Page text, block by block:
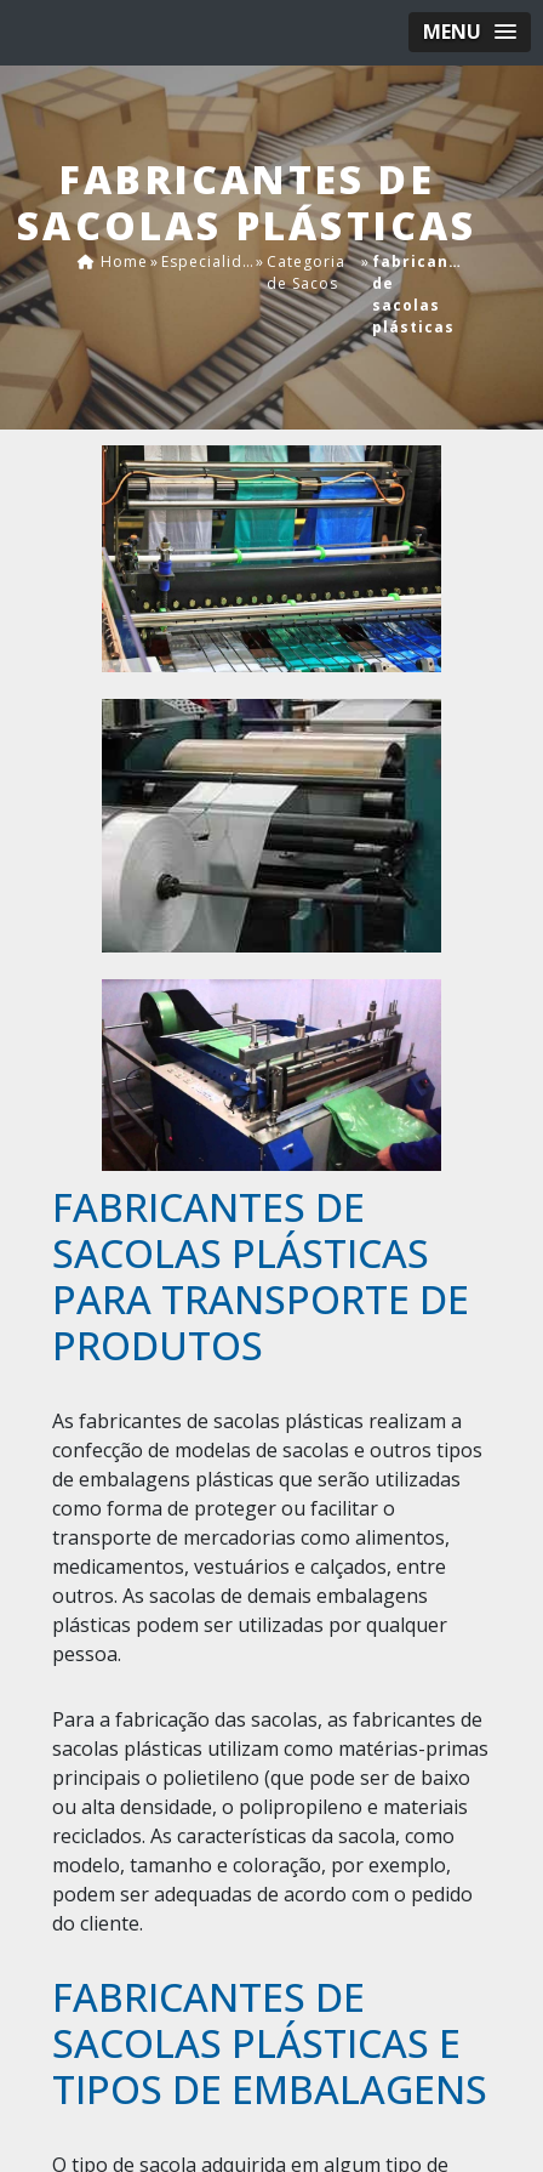
MENU
FABRICANTES DE
SACOLAS PLÁSTICAS
Home» Especialidades » Categoria
de Sacos
»fabricantes
de
sacolas
plásticas
FABRICANTES DE
SACOLAS PLÁSTICAS
PARA TRANSPORTE DE
PRODUTOS
As fabricantes de sacolas plásticas realizam a
confecção de modelas de sacolas e outros tipos
de embalagens plásticas que serão utilizadas
como forma de proteger ou facilitar o
transporte de mercadorias como alimentos,
medicamentos, vestuários e calçados, entre
outros. As sacolas de demais embalagens
plásticas podem ser utilizadas por qualquer
pessoa.
Para a fabricação das sacolas, as fabricantes de
sacolas plásticas utilizam como matérias-primas
principais o polietileno (que pode ser de baixo
ou alta densidade, o polipropileno e materiais
reciclados. As características da sacola, como
modelo, tamanho e coloração, por exemplo,
podem ser adequadas de acordo com o pedido
do cliente.
FABRICANTES DE
SACOLAS PLÁSTICAS E
TIPOS DE EMBALAGENS
O tipo de sacola adquirida em algum tipo de